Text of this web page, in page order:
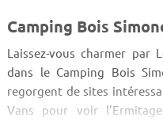
Camping Bois
Laissez-vous charmer par
dans le Camping Bois
regorgent de sites
Vans pour voir